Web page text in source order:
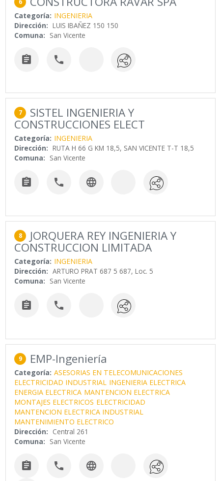
Categoría: INGENIERIA
Dirección: LUIS IBAÑEZ 150 150
Comuna: San Vicente
 
7 SISTEL INGENIERIA Y
CONSTRUCCIONES ELECT
Categoría: INGENIERIA
Dirección: RUTA H 66 G KM 18,5, SAN VICENTE T-T 18,5
Comuna: San Vicente
  
8 JORQUERA REY INGENIERIA Y
CONSTRUCCION LIMITADA
Categoría: INGENIERIA
Dirección: ARTURO PRAT 687 5 687, Loc. 5
Comuna: San Vicente
 
9 EMP-Ingeniería
Categoría: ASESORIAS EN TELECOMUNICACIONES
ELECTRICIDAD INDUSTRIAL INGENIERIA ELECTRICA
ENERGIA ELECTRICA MANTENCION ELECTRICA
MONTAJES ELECTRICOS ELECTRICIDAD
MANTENCION ELECTRICA INDUSTRIAL
MANTENIMIENTO ELECTRICO
Dirección: Central 261
Comuna: San Vicente
  